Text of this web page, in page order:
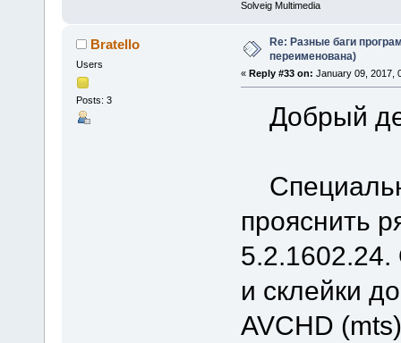
Solveig Multimedia
Bratello
Users
Posts: 3
Re: Разные баги
переименована)
« Reply #33 on: January 09, 2017,
Добрый
прояснить
5.2.1602.24.
и склейки
AVCHD